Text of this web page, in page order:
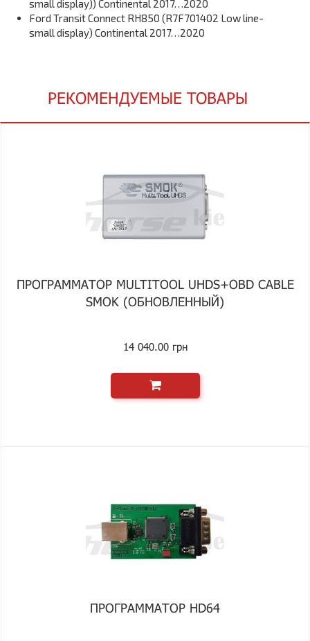
small display)) Continental 2017…2020
Ford Transit Connect RH850 (R7F701402 Low line-
small display) Continental 2017…2020
РЕКОМЕНДУЕМЫЕ ТОВАРЫ
ПРОГРАММАТОР MULTITOOL UHDS+OBD CABLE
SMOK (ОБНОВЛЕННЫЙ)
14 040.00 грн
ПРОГРАММАТОР HD64